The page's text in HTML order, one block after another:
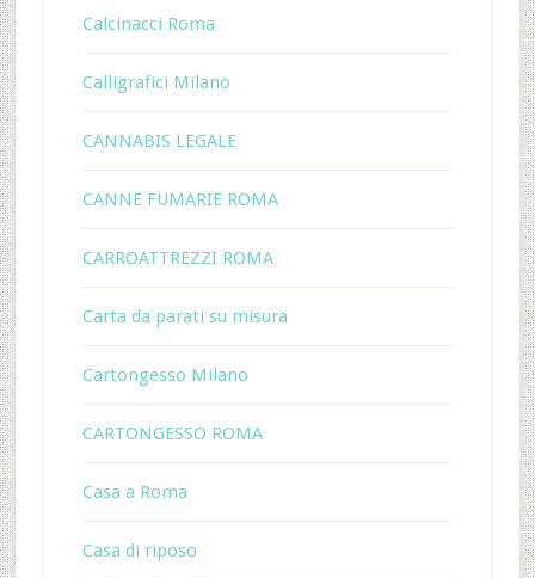
Calcinacci Roma
Calligrafici Milano
CANNABIS LEGALE
CANNE FUMARIE ROMA
CARROATTREZZI ROMA
Carta da parati su misura
Cartongesso Milano
CARTONGESSO ROMA
Casa a Roma
Casa di riposo